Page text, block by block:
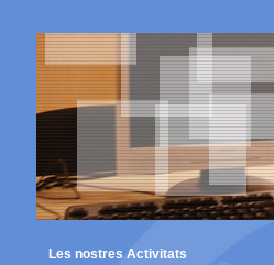
Les nostres Activitats